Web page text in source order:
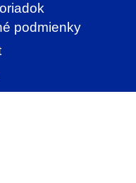
podmienky